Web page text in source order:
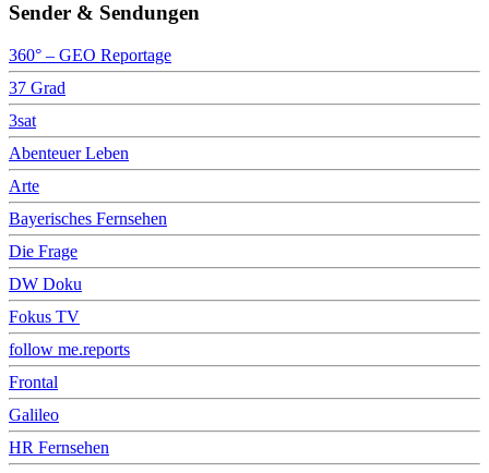
Sender & Sendungen
360° – GEO Reportage
37 Grad
3sat
Abenteuer Leben
Arte
Bayerisches Fernsehen
Die Frage
DW Doku
Fokus TV
follow me.reports
Frontal
Galileo
HR Fernsehen